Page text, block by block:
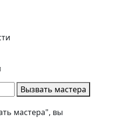
Вызвать мастера
мастера", вы